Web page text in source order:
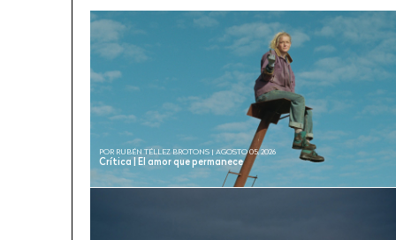
Crítica | El amor que permanece
POR RUBÉN TÉLLEZ BROTONS | AGOSTO 05, 2026